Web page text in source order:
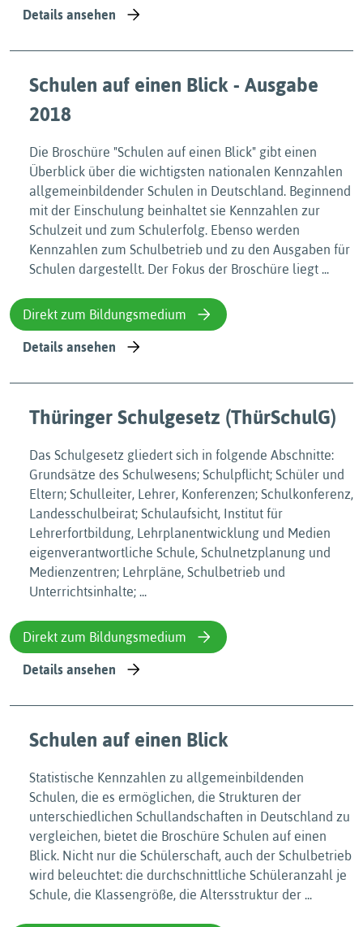
Details ansehen
Schulen auf einen Blick - Ausgabe
2018
Die Broschüre "Schulen auf einen Blick" gibt einen
Überblick über die wichtigsten nationalen Kennzahlen
allgemeinbildender Schulen in Deutschland. Beginnend
mit der Einschulung beinhaltet sie Kennzahlen zur
Schulzeit und zum Schulerfolg. Ebenso werden
Kennzahlen zum Schulbetrieb und zu den Ausgaben für
Schulen dargestellt. Der Fokus der Broschüre liegt ...
Direkt zum Bildungsmedium
Details ansehen
Thüringer Schulgesetz (ThürSchulG)
Das Schulgesetz gliedert sich in folgende Abschnitte:
Grundsätze des Schulwesens; Schulpflicht; Schüler und
Eltern; Schulleiter, Lehrer, Konferenzen; Schulkonferenz,
Landesschulbeirat; Schulaufsicht, Institut für
Lehrerfortbildung, Lehrplanentwicklung und Medien
eigenverantwortliche Schule, Schulnetzplanung und
Medienzentren; Lehrpläne, Schulbetrieb und
Unterrichtsinhalte; ...
Direkt zum Bildungsmedium
Details ansehen
Schulen auf einen Blick
Statistische Kennzahlen zu allgemeinbildenden
Schulen, die es ermöglichen, die Strukturen der
unterschiedlichen Schullandschaften in Deutschland zu
vergleichen, bietet die Broschüre Schulen auf einen
Blick. Nicht nur die Schülerschaft, auch der Schulbetrieb
wird beleuchtet: die durchschnittliche Schüleranzahl je
Schule, die Klassengröße, die Altersstruktur der ...